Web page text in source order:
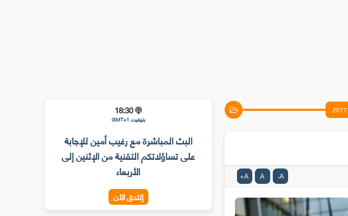
A
-
A
A
+
18:30
بتوقيت GMT+1
البث المباشرة مع رغيب أمين للإجابة
على تساؤلاتكم التقنية من الإثنين إلى
الأربعاء
إلتحق الأن